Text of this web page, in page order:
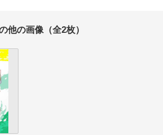
他の画像（全2枚）